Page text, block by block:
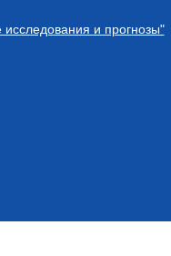
и прогнозы"